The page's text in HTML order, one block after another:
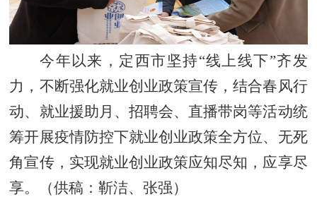
今年以来，定西市坚持“线上线下”齐发
力，不断强化就业创业政策宣传，结合春风行
动、就业援助月、招聘会、直播带岗等活动统
筹开展疫情防控下就业创业政策全方位、无死
角宣传，实现就业创业政策应知尽知，应享尽
享。
（供稿：靳洁、张强）